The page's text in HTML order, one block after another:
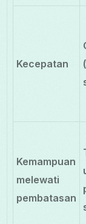
Kecepatan
Kemampuan
melewati
pembatasan